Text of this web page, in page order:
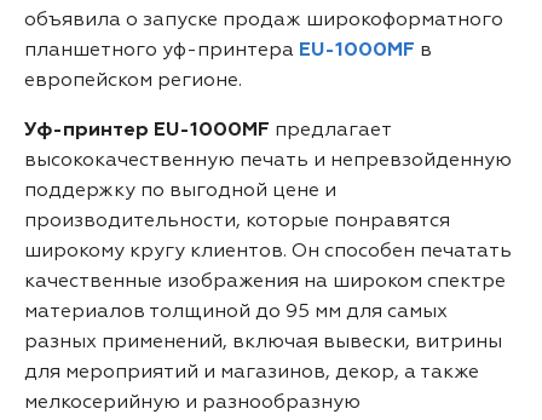
объявила о запуске продаж широкоформатного
планшетного уф-принтера EU-1000MF в
европейском регионе.
Уф-принтер EU-1000MF предлагает
высококачественную печать и непревзойденную
поддержку по выгодной цене и
производительности, которые понравятся
широкому кругу клиентов. Он способен печатать
качественные изображения на широком спектре
материалов толщиной до 95 мм для самых
разных применений, включая вывески, витрины
для мероприятий и магазинов, декор, а также
мелкосерийную и разнообразную